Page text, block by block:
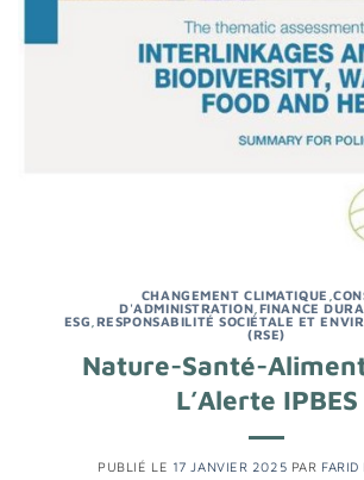
CHANGEMENT CLIMATIQUE ,
D'ADMINISTRATION FINANCE
ESG RESPONSABILITÉ SOCIÉTALE ET
(RSE)
Nature-Santé-
L’Alerte IPBES
PUBLIÉ LE 17 JANVIER 2025 PAR FARID